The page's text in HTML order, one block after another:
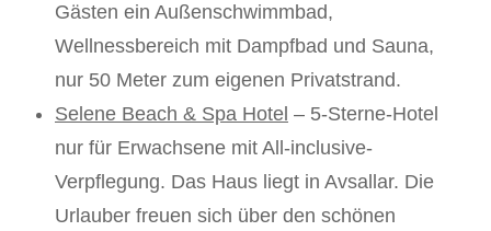
Gästen ein Außenschwimmbad,
Wellnessbereich mit Dampfbad und Sauna,
nur 50 Meter zum eigenen Privatstrand.
Selene Beach & Spa Hotel – 5-Sterne-Hotel
nur für Erwachsene mit All-inclusive-
Verpflegung. Das Haus liegt in Avsallar. Die
Urlauber freuen sich über den schönen